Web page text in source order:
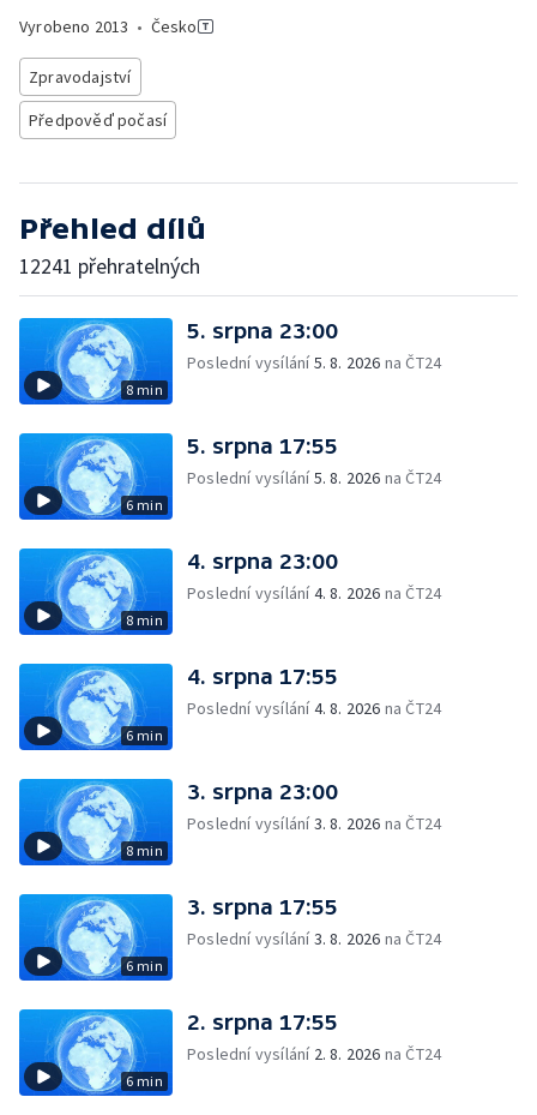
Vyrobeno 2013 • Česko
Zpravodajství
Předpověď počasí
Přehled dílů
12241 přehratelných
8 min
5. srpna 23:00
Poslední vysílání5. 8. 2026 na ČT24
6 min
5. srpna 17:55
Poslední vysílání5. 8. 2026 na ČT24
8 min
4. srpna 23:00
Poslední vysílání4. 8. 2026 na ČT24
6 min
4. srpna 17:55
Poslední vysílání4. 8. 2026 na ČT24
8 min
3. srpna 23:00
Poslední vysílání3. 8. 2026 na ČT24
6 min
3. srpna 17:55
Poslední vysílání3. 8. 2026 na ČT24
6 min
2. srpna 17:55
Poslední vysílání 2. 8. 2026 na ČT24